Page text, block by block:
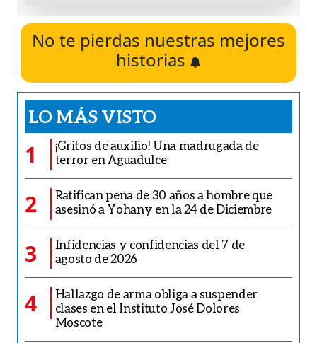
No te pierdas nuestras mejores
historias
LO MÁS VISTO
1
¡Gritos de auxilio! Una madrugada de
terror en Aguadulce
2
Ratifican pena de 30 años a hombre que
asesinó a Yohany en la 24 de Diciembre
3
Infidencias y confidencias del 7 de
agosto de 2026
4
Hallazgo de arma obliga a suspender
clases en el Instituto José Dolores
Moscote